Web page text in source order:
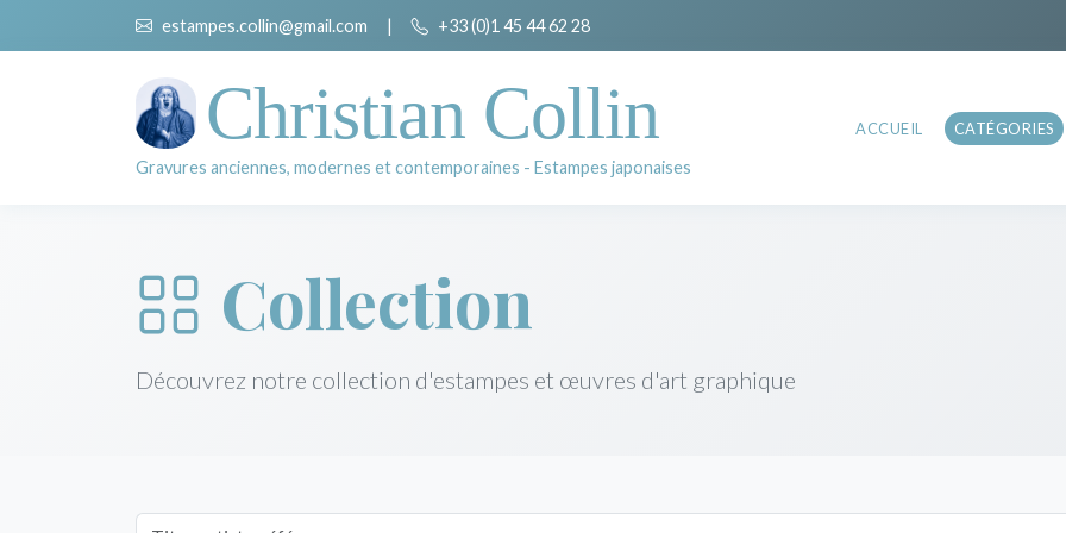
estampes.collin@gmail.com | +33 (0)1 45 44 62 28
Christian Collin
Gravures anciennes, modernes et contemporaines - Estampes japonaises
ACCUEIL CATÉGORIES
Collection
Découvrez notre collection d'estampes et œuvres d'art graphique